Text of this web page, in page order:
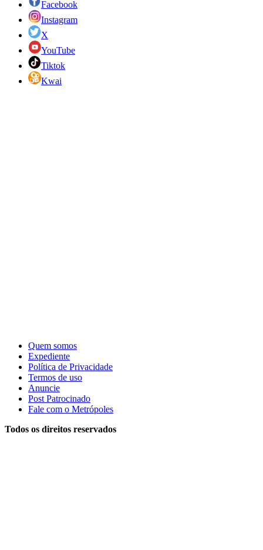
Facebook
Instagram
X
YouTube
Tiktok
Kwai
Quem somos
Expediente
Política de Privacidade
Termos de uso
Anuncie
Post Patrocinado
Fale com o Metrópoles
Todos os direitos reservados